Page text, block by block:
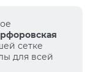
сетке
для всей